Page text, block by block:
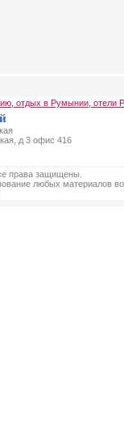
отдых в Румынии, отели
д 3 офис 416
права защищены.
любых материалов